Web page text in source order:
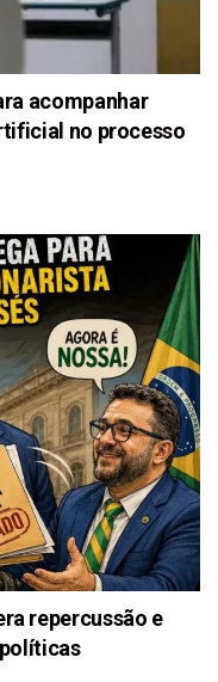
acompanhar
no processo
repercussão e